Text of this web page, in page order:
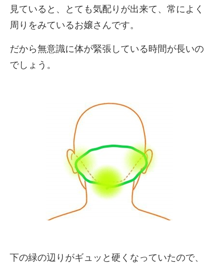
見ていると、とても気配りが出来て、常によく
周りをみているお嬢さんです。
だから無意識に体が緊張している時間が長いの
でしょう。
下の緑の辺りがギュッと硬くなっていたので、